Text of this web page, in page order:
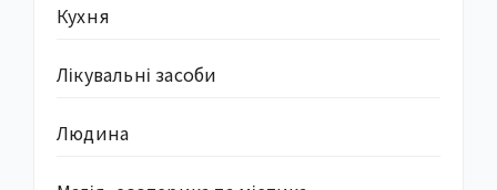
Кухня
Лікувальні засоби
Людина